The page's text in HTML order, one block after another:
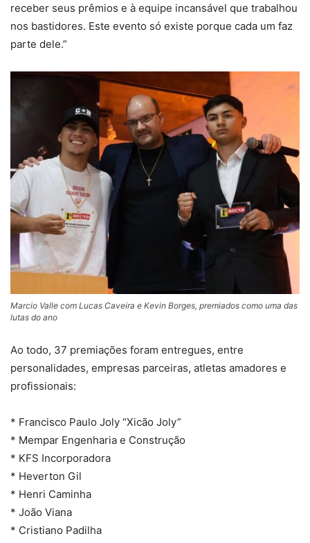
receber seus prêmios e à equipe incansável que trabalhou
nos bastidores. Este evento só existe porque cada um faz
parte dele.”
Marcio Valle com Lucas Caveira e Kevin Borges, premiados como uma das
lutas do ano
Ao todo, 37 premiações foram entregues, entre
personalidades, empresas parceiras, atletas amadores e
profissionais:
* Francisco Paulo Joly “Xicão Joly”
* Mempar Engenharia e Construção
* KFS Incorporadora
* Heverton Gil
* Henri Caminha
* João Viana
* Cristiano Padilha